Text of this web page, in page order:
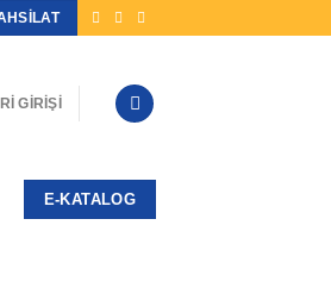
GIRIŞI
E-KATALOG